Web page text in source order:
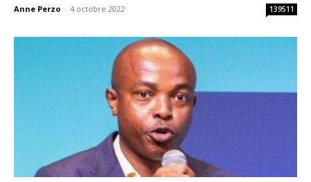
Anne Perzo - 4 octobre 2022 139511